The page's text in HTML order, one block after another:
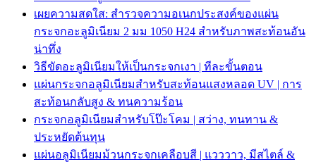
เผยความสดใส: สำรวจความอเนกประสงค์ของแผ่น
กระจกอะลูมิเนียม 2 มม 1050 H24 สำหรับภาพสะท้อนอัน
น่าทึ่ง
วิธีขัดอะลูมิเนียมให้เป็นกระจกเงา | ทีละขั้นตอน
แผ่นกระจกอลูมิเนียมสำหรับสะท้อนแสงหลอด UV | การ
สะท้อนกลับสูง & ทนความร้อน
กระจกอลูมิเนียมสำหรับโป๊ะโคม | สว่าง, ทนทาน &
ประหยัดต้นทุน
แผ่นอลูมิเนียมม้วนกระจกเคลือบสี | แวววาว, มีสไตล์ &